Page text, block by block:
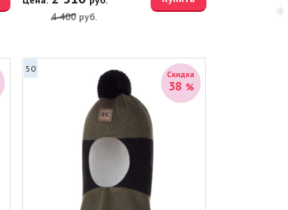
4 400 руб.
Скидка
38 %
50